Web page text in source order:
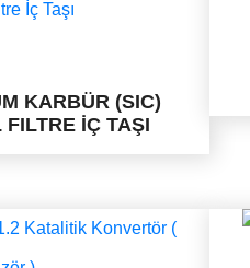
KARBÜR (SIC)
İÇ TAŞI